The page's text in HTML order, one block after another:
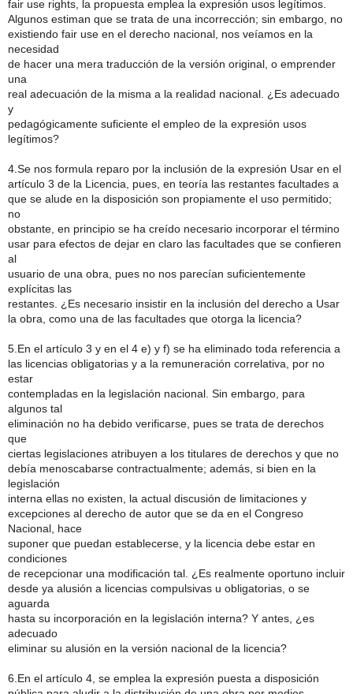
fair use rights, la propuesta emplea la expresión usos legítimos.
Algunos estiman que se trata de una incorrección; sin embargo, no
existiendo fair use en el derecho nacional, nos veíamos en la
necesidad
de hacer una mera traducción de la versión original, o emprender
una
real adecuación de la misma a la realidad nacional. ¿Es adecuado
y
pedagógicamente suficiente el empleo de la expresión usos
legítimos?
4.Se nos formula reparo por la inclusión de la expresión Usar en el
artículo 3 de la Licencia, pues, en teoría las restantes facultades a
que se alude en la disposición son propiamente el uso permitido;
no
obstante, en principio se ha creído necesario incorporar el término
usar para efectos de dejar en claro las facultades que se confieren
al
usuario de una obra, pues no nos parecían suficientemente
explícitas las
restantes. ¿Es necesario insistir en la inclusión del derecho a Usar
la obra, como una de las facultades que otorga la licencia?
5.En el artículo 3 y en el 4 e) y f) se ha eliminado toda referencia a
las licencias obligatorias y a la remuneración correlativa, por no
estar
contempladas en la legislación nacional. Sin embargo, para
algunos tal
eliminación no ha debido verificarse, pues se trata de derechos
que
ciertas legislaciones atribuyen a los titulares de derechos y que no
debía menoscabarse contractualmente; además, si bien en la
legislación
interna ellas no existen, la actual discusión de limitaciones y
excepciones al derecho de autor que se da en el Congreso
Nacional, hace
suponer que puedan establecerse, y la licencia debe estar en
condiciones
de recepcionar una modificación tal. ¿Es realmente oportuno incluir
desde ya alusión a licencias compulsivas u obligatorias, o se
aguarda
hasta su incorporación en la legislación interna? Y antes, ¿es
adecuado
eliminar su alusión en la versión nacional de la licencia?
6.En el artículo 4, se emplea la expresión puesta a disposición